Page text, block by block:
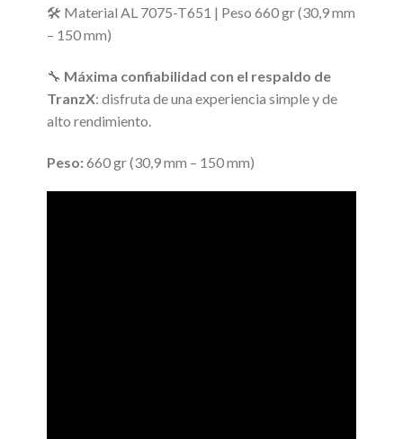
🛠️ Material AL 7075-T651 | Peso 660 gr (30,9 mm
– 150 mm)
🔧 Máxima confiabilidad con el respaldo de
TranzX: disfruta de una experiencia simple y de
alto rendimiento.
Peso:660 gr (30,9 mm – 150 mm)